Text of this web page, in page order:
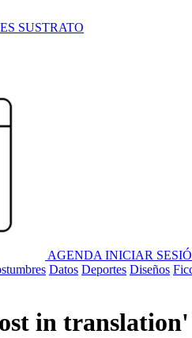
SUSTRATO
AGENDA INICIAR
Datos Deportes Diseños
in translation'